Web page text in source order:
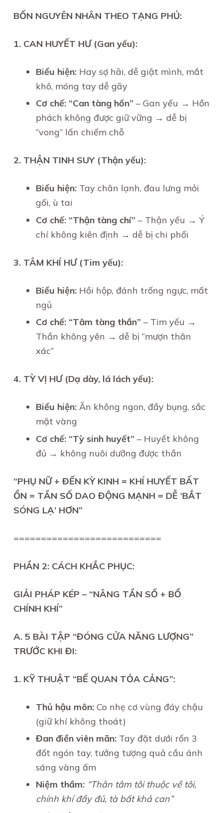
BỐN NGUYÊN NHÂN THEO TẠNG PHỦ:
1. CAN HUYẾT HƯ (Gan yếu):
Biểu hiện:Hay sợ hãi, dễ giật mình, mắt
khô, móng tay dễ gãy
Cơ chế: “Can tàng hồn” – Gan yếu → Hồn
phách không được giữ vững → dễ bị
“vong” lấn chiếm chỗ
2. THẬN TINH SUY (Thận yếu):
Biểu hiện:Tay chân lạnh, đau lưng mỏi
gối, ù tai
Cơ chế: “Thận tàng chí” – Thận yếu → Ý
chí không kiên định → dễ bị chi phối
3. TÂM KHÍ HƯ (Tim yếu):
Biểu hiện:Hồi hộp, đánh trống ngực, mất
ngủ
Cơ chế: “Tâm tàng thần” – Tim yếu →
Thần không yên → dễ bị “mượn thân
xác”
4. TỲ VỊ HƯ (Dạ dày, lá lách yếu):
Biểu hiện:Ăn không ngon, đầy bụng, sắc
mặt vàng
Cơ chế: “Tỳ sinh huyết” – Huyết không
đủ → không nuôi dưỡng được thần
“PHỤ NỮ + ĐẾN KỲ KINH = KHÍ HUYẾT BẤT
ỔN = TẦN SỐ DAO ĐỘNG MẠNH = DỄ ‘BẮT
SÓNG LẠ’ HƠN”
===========================
PHẦN 2: CÁCH KHẮC PHỤC:
GIẢI PHÁP KÉP – “NÂNG TẦN SỐ + BỔ
CHÍNH KHÍ”
A. 5 BÀI TẬP “ĐÓNG CỬA NĂNG LƯỢNG”
TRƯỚC KHI ĐI:
1. KỸ THUẬT “BẾ QUAN TỎA CẢNG”:
Thủ hậu môn:Co nhẹ cơ vùng đáy chậu
(giữ khí không thoát)
Đan điền viên mãn:Tay đặt dưới rốn 3
đốt ngón tay, tưởng tượng quả cầu ánh
sáng vàng ấm
Niệm thầm: “Thân tâm tôi thuộc về tôi,
chính khí đầy đủ, tà bất khả can”